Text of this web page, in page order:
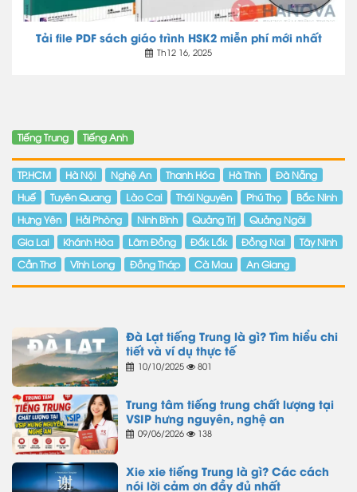
Tải file PDF sách giáo trình HSK2 miễn phí mới nhất
Th12 16, 2025
Tiếng Trung Tiếng Anh
TP.HCM Hà Nội Nghệ An Thanh Hóa Hà Tĩnh Đà Nẵng
Huế Tuyên Quang Lào Cai Thái Nguyên Phú Thọ Bắc Ninh
Hưng Yên Hải Phòng Ninh Bình Quảng Trị Quảng Ngãi
Gia Lai Khánh Hòa Lâm Đồng Đắk Lắk Đồng Nai Tây Ninh
Cần Thơ Vĩnh Long Đồng Tháp Cà Mau An Giang
Đà Lạt tiếng Trung là gì? Tìm hiểu chi
tiết và ví dụ thực tế
10/10/2025 801
Trung tâm tiếng trung chất lượng tại
VSIP hưng nguyên, nghệ an
09/06/2026 138
Xie xie tiếng Trung là gì? Các cách
nói lời cảm ơn đầy đủ nhất